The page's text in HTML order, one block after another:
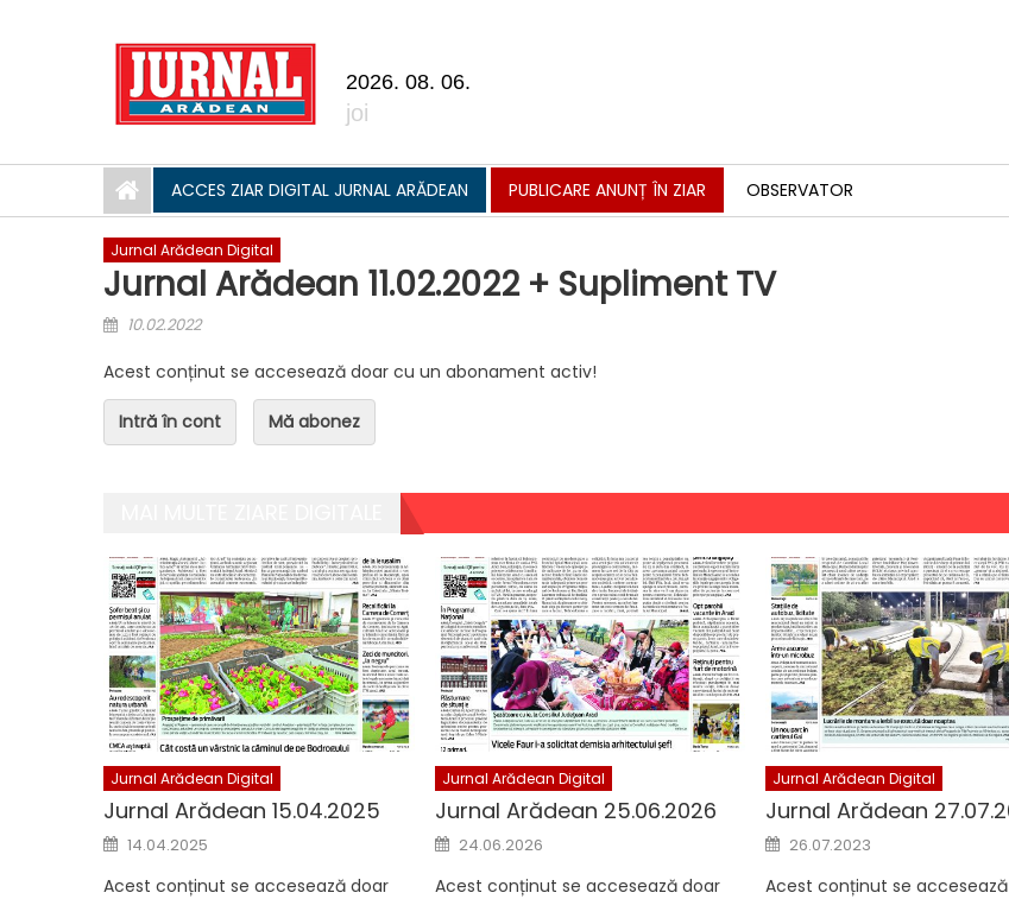
2026. 08. 06.
joi
ACCES ZIAR DIGITAL JURNAL ARĂDEAN PUBLICARE ANUNȚ ÎN ZIAR OBSERVATOR
Jurnal Arădean Digital
Jurnal Arădean 11.02.2022 + Supliment TV
Posted on
10.02.2022
Acest conținut se accesează doar cu un abonament activ!
Intră în cont Mă abonez
Jurnal Arădean Digital
Jurnal Arădean 15.04.2025
Posted on
14.04.2025
Acest conținut se accesează doar
Jurnal Arădean Digital
Jurnal Arădean 25.06.2026
Posted on
24.06.2026
Acest conținut se accesează doar
Jurnal Arădean Digital
Jurnal Arădean
Posted on
26.07.2023
Acest conținut se
Jurnal Arădean Digital
Jurnal Arădean 04.08.2026
Jurnal Arădean Digital
Jurnal Arădean 06.08.2026
Jurnal Arădean Digital
Jurnal Arădean